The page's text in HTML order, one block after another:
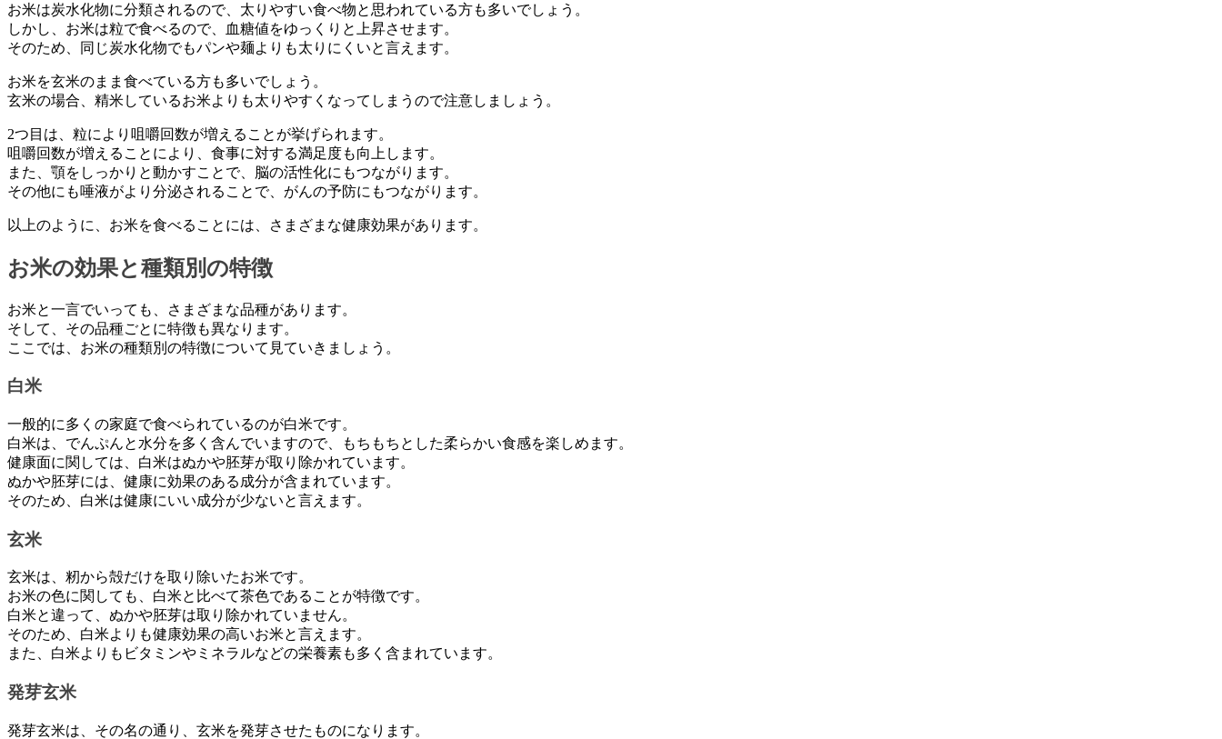
お米は炭水化物に分類されるので、太りやすい食べ物と思われている方も多いでしょう。
しかし、お米は粒で食べるので、血糖値をゆっくりと上昇させます。
そのため、同じ炭水化物でもパンや麺よりも太りにくいと言えます。
お米を玄米のまま食べている方も多いでしょう。
玄米の場合、精米しているお米よりも太りやすくなってしまうので注意しましょう。
2つ目は、粒により咀嚼回数が増えることが挙げられます。
咀嚼回数が増えることにより、食事に対する満足度も向上します。
また、顎をしっかりと動かすことで、脳の活性化にもつながります。
その他にも唾液がより分泌されることで、がんの予防にもつながります。
以上のように、お米を食べることには、さまざまな健康効果があります。
お米の効果と種類別の特徴
お米と一言でいっても、さまざまな品種があります。
そして、その品種ごとに特徴も異なります。
ここでは、お米の種類別の特徴について見ていきましょう。
白米
一般的に多くの家庭で食べられているのが白米です。
白米は、でんぷんと水分を多く含んでいますので、もちもちとした柔らかい食感を楽しめます。
健康面に関しては、白米はぬかや胚芽が取り除かれています。
ぬかや胚芽には、健康に効果のある成分が含まれています。
そのため、白米は健康にいい成分が少ないと言えます。
玄米
玄米は、籾から殻だけを取り除いたお米です。
お米の色に関しても、白米と比べて茶色であることが特徴です。
白米と違って、ぬかや胚芽は取り除かれていません。
そのため、白米よりも健康効果の高いお米と言えます。
また、白米よりもビタミンやミネラルなどの栄養素も多く含まれています。
発芽玄米
発芽玄米は、その名の通り、玄米を発芽させたものになります。